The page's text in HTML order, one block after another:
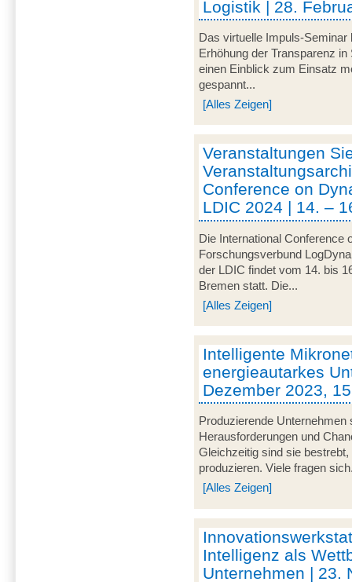
Logistik | 28.
Das virtuelle Impuls-Seminar
Erhöhung der Transparenz
einen Einblick zum Einsatz
gespannt...
[Alles Zeigen]
Veranstaltungen
Conference on
LDIC 2024 | 14. –
Die International
Forschungsverbund
der LDIC findet vom 14. bis
Bremen statt. Die...
[Alles Zeigen]
Intelligente
energieautarkes
Dezember 2023,
Produzierende
Herausforderungen und
Gleichzeitig sind sie
produzieren. Viele fragen
[Alles Zeigen]
Intelligenz als
Unternehmen | 23.